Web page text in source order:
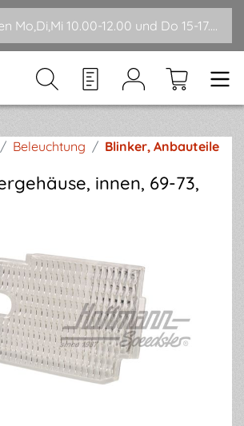
Telefonzeiten Mo,Di,Mi 10.00-12.00 und Do 15-17.00
/ Beleuchtung / Blinker, Anbauteile
innen, 69-73,